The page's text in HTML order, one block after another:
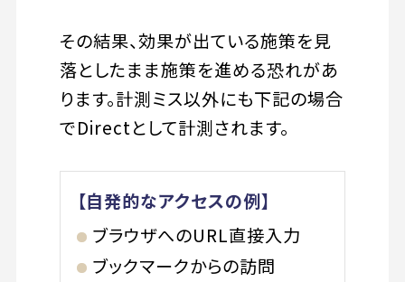
その結果、効果が出ている施策を見
落としたまま施策を進める恐れがあ
ります。計測ミス以外にも下記の場合
でDirectとして計測されます。
【自発的なアクセスの例】
ブラウザへのURL直接入力
ブックマークからの訪問